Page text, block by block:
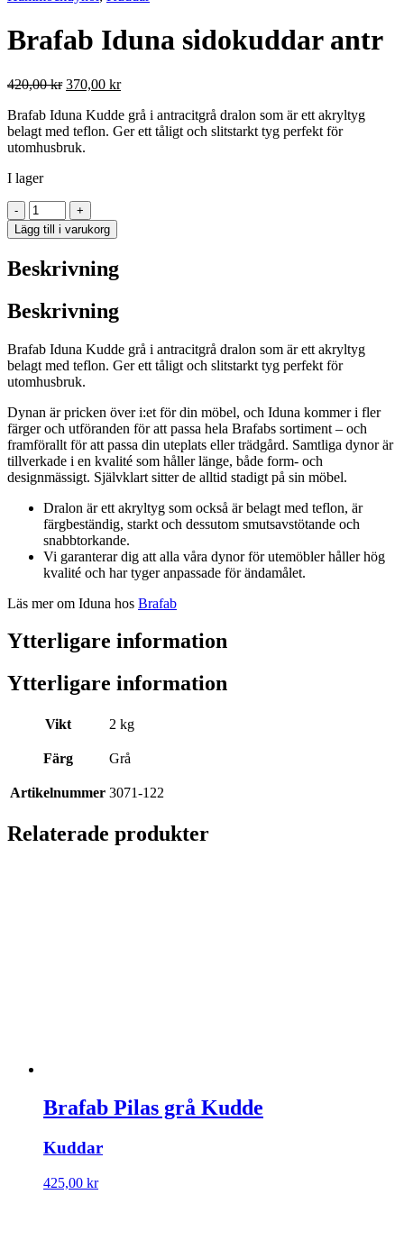
Brafab Iduna sidokuddar antr
420,00kr Det
priset
var:
420,00 kr.
370,00 krDet
priset
är:
Brafab Iduna Kudde grå i antracitgrå dralon som är ett akryltyg
belagt med teflon. Ger ett tåligt och slitstarkt tyg perfekt för
utomhusbruk.
I lager
-
Brafab
Iduna
sidokuddar
mängd
+
Lägg till i varukorg
Beskrivning
Beskrivning
Brafab Iduna Kudde grå i antracitgrå dralon som är ett akryltyg
belagt med teflon. Ger ett tåligt och slitstarkt tyg perfekt för
utomhusbruk.
Dynan är pricken över i:et för din möbel, och Iduna kommer i fler
färger och utföranden för att passa hela Brafabs sortiment – och
framförallt för att passa din uteplats eller trädgård. Samtliga dynor är
tillverkade i en kvalité som håller länge, både form- och
designmässigt. Självklart sitter de alltid stadigt på sin möbel.
Dralon är ett akryltyg som också är belagt med teflon, är
färgbeständig, starkt och dessutom smutsavstötande och
snabbtorkande.
Vi garanterar dig att alla våra dynor för utemöbler håller hög
kvalité och har tyger anpassade för ändamålet.
Läs mer om Iduna hos Brafab
Ytterligare information
Ytterligare information
Vikt 2 kg
Färg Grå
Artikelnummer 3071-122
Relaterade produkter
Brafab Pilas grå Kudde
Kuddar
425,00 kr